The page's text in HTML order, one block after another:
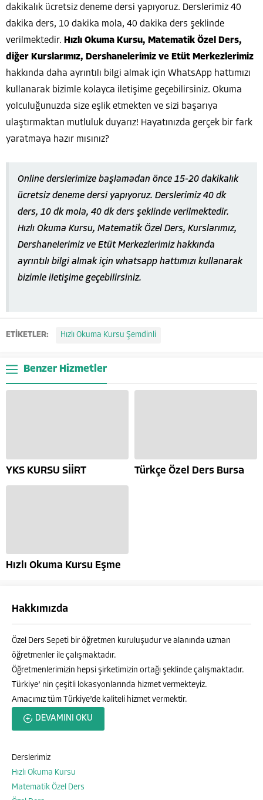
dakikalık ücretsiz deneme dersi yapıyoruz. Derslerimiz 40
dakika ders, 10 dakika mola, 40 dakika ders şeklinde
verilmektedir. Hızlı Okuma Kursu, Matematik Özel Ders,
diğer Kurslarımız, Dershanelerimiz ve Etüt Merkezlerimiz
hakkında daha ayrıntılı bilgi almak için WhatsApp hattımızı
kullanarak bizimle kolayca iletişime geçebilirsiniz. Okuma
yolculuğunuzda size eşlik etmekten ve sizi başarıya
ulaştırmaktan mutluluk duyarız! Hayatınızda gerçek bir fark
yaratmaya hazır mısınız?
Online derslerimize başlamadan önce 15-20 dakikalık
ücretsiz deneme dersi yapıyoruz. Derslerimiz 40 dk
ders, 10 dk mola, 40 dk ders şeklinde verilmektedir.
Hızlı Okuma Kursu, Matematik Özel Ders, Kurslarımız,
Dershanelerimiz ve Etüt Merkezlerimiz hakkında
ayrıntılı bilgi almak için whatsapp hattımızı kullanarak
bizimle iletişime geçebilirsiniz.
ETİKETLER: Hızlı Okuma Kursu Şemdinli
Benzer Hizmetler
YKS KURSU SİİRT Türkçe Özel Ders Bursa
Hızlı Okuma Kursu Eşme
Hakkımızda
Özel Ders Sepeti bir öğretmen kuruluşudur ve alanında uzman
öğretmenler ile çalışmaktadır.
Öğretmenlerimizin hepsi şirketimizin ortağı şeklinde çalışmaktadır.
Türkiye’ nin çeşitli lokasyonlarında hizmet vermekteyiz.
Amacımız tüm Türkiye’de kaliteli hizmet vermektir.
DEVAMINI OKU
Derslerimiz
Hızlı Okuma Kursu
Matematik Özel Ders
Özel Ders Sepeti